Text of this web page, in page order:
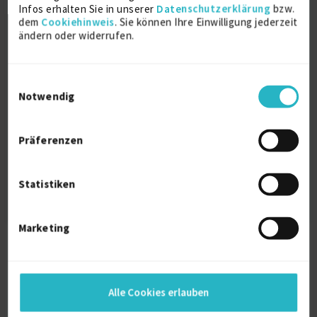
Infos erhalten Sie in unserer Datenschutzerklärung bzw.
dem Cookiehinweis. Sie können Ihre Einwilligung jederzeit
ändern oder widerrufen.
Notwendig
Präferenzen
Statistiken
Marketing
Alle Cookies erlauben
Systemarchitektur Projekte für Freiberufler
SAP Application Management Services
Projekte für Freiberufler
Supply Chain Projekte für Freiberufler
Solution Architecture Projekte für
freelance.de BLOG